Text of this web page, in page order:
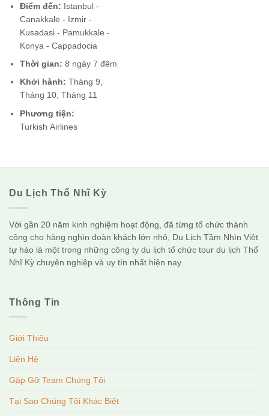
Điểm đến: Istanbul -
Canakkale - Izmir -
Kusadasi - Pamukkale -
Konya - Cappadocia
Thời gian: 8 ngày 7 đêm
Khởi hành: Tháng 9,
Tháng 10, Tháng 11
Phương tiện:
Turkish Airlines
Du Lịch Thổ Nhĩ Kỳ
Với gần 20 năm kinh nghiệm hoạt động, đã từng tổ chức thành
công cho hàng nghìn đoàn khách lớn nhỏ, Du Lịch Tầm Nhìn Việt
tự hào là một trong những công ty du lịch tổ chức tour du lịch Thổ
Nhĩ Kỳ chuyên nghiệp và uy tín nhất hiện nay.
Thông Tin
Giới Thiệu
Liên Hệ
Gặp Gỡ Team Chúng Tôi
Tại Sao Chúng Tôi Khác Biệt